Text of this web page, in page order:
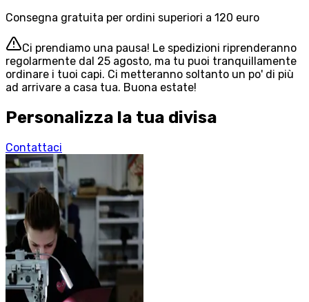
Consegna gratuita per ordini superiori a 120 euro
Ci prendiamo una pausa! Le spedizioni riprenderanno
regolarmente dal 25 agosto, ma tu puoi tranquillamente
ordinare i tuoi capi. Ci metteranno soltanto un po' di più
ad arrivare a casa tua. Buona estate!
Personalizza la tua divisa
Contattaci